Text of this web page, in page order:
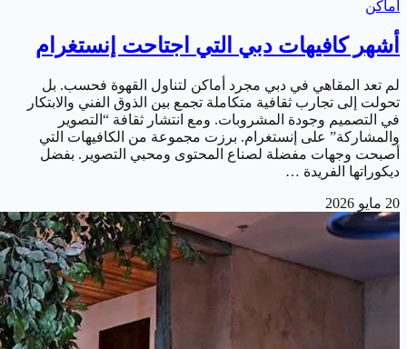
أماكن
أشهر كافيهات دبي التي اجتاحت إنستغرام
لم تعد المقاهي في دبي مجرد أماكن لتناول القهوة فحسب. بل
تحولت إلى تجارب ثقافية متكاملة تجمع بين الذوق الفني والابتكار
في التصميم وجودة المشروبات. ومع انتشار ثقافة “التصوير
والمشاركة” على إنستغرام. برزت مجموعة من الكافيهات التي
أصبحت وجهات مفضلة لصناع المحتوى ومحبي التصوير. بفضل
ديكوراتها الفريدة …
20 مايو 2026